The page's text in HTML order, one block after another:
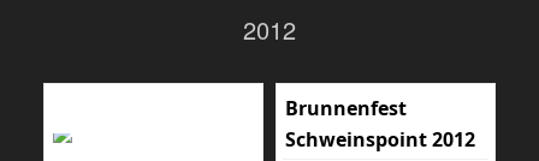
2012
Brunnenfest
Schweinspoint 2012